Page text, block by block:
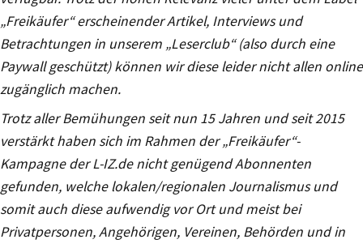
„Freikäufer“ erscheinender Artikel, Interviews und
Betrachtungen in unserem „Leserclub“ (also durch eine
Paywall geschützt) können wir diese leider nicht allen online
zugänglich machen.
Trotz aller Bemühungen seit nun 15 Jahren und seit 2015
verstärkt haben sich im Rahmen der „Freikäufer“-
Kampagne der L-IZ.de nicht genügend Abonnenten
gefunden, welche lokalen/regionalen Journalismus und
somit auch diese aufwendig vor Ort und meist bei
Privatpersonen, Angehörigen, Vereinen, Behörden und in